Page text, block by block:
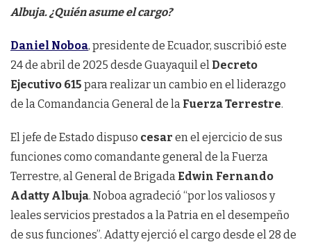
Albuja. ¿Quién asume el cargo?
Daniel Noboa, presidente de Ecuador, suscribió este
24 de abril de 2025 desde Guayaquil el Decreto
Ejecutivo 615 para realizar un cambio en el liderazgo
de la Comandancia General de la Fuerza Terrestre.
El jefe de Estado dispuso cesar en el ejercicio de sus
funciones como comandante general de la Fuerza
Terrestre, al General de Brigada Edwin Fernando
Adatty Albuja. Noboa agradeció “por los valiosos y
leales servicios prestados a la Patria en el desempeño
de sus funciones”. Adatty ejerció el cargo desde el 28 de